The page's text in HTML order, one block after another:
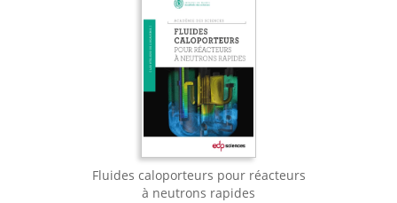
Fluides caloporteurs pour réacteurs
à neutrons rapides